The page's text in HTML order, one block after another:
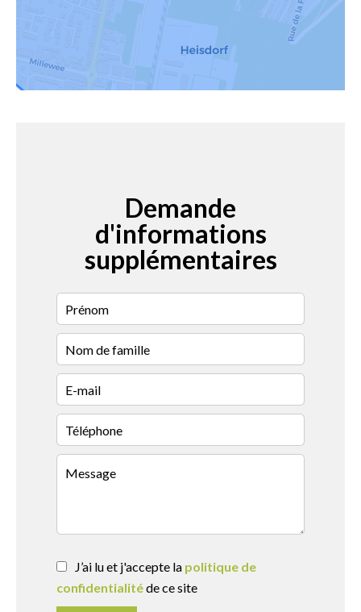
Demande
d'informations
supplémentaires
J’ai lu et j'accepte la politique de
confidentialitéde ce site